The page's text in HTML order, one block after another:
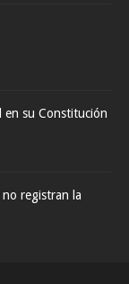
en su Constitución
registran la